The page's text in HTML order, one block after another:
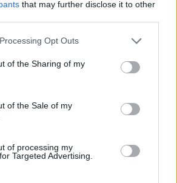
that may further disclose it to other
Opt Outs
of the Sharing of my
of the Sale of my
of processing my
Targeted Advertising.
vegyes nehézségűeknek találták a
és szaktanárok.
mikor kell szóbelizni?
a kettes a közép- és az emelt szintű